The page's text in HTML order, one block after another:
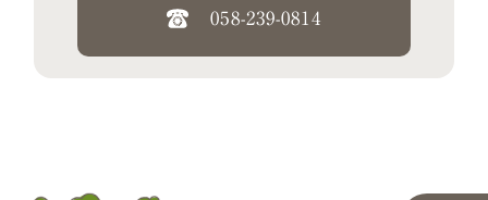
058-239-0814